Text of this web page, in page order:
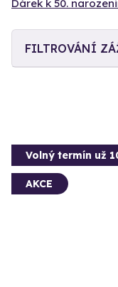
Dárek k 50.
FILTROVÁNÍ
Volný termín už
AKCE